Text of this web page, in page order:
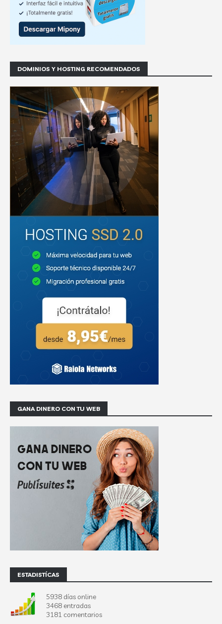
DOMINIOS Y HOSTING RECOMENDADOS
GANA DINERO CON TU WEB
ESTADISTÍCAS
5938 días online
3468 entradas
3181 comentarios